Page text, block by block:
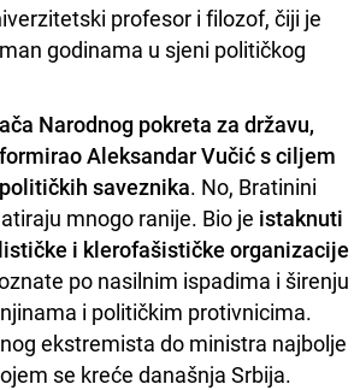
profesor i filozof, čiji je
godinama u sjeni političkog
Narodnog pokreta za državu,
Aleksandar Vučić s ciljem
saveznika. No, Bratinini
mnogo ranije. Bio je istaknuti
i klerofašističke organizacije
po nasilnim ispadima i širenju
i političkim protivnicima.
ekstremista do ministra najbolje
se kreće današnja Srbija.